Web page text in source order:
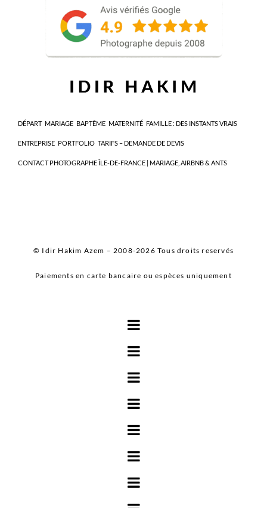
DÉPART MARIAGE BAPTÊME MATERNITÉ FAMILLE : DES INSTANTS VRAIS
ENTREPRISE PORTFOLIO TARIFS – DEMANDE DE DEVIS
CONTACT PHOTOGRAPHE ÎLE-DE-FRANCE | MARIAGE, AIRBNB & ANTS
© Idir Hakim Azem – 2008-2026 Tous droits reservés
Paiements en carte bancaire ou espèces uniquement